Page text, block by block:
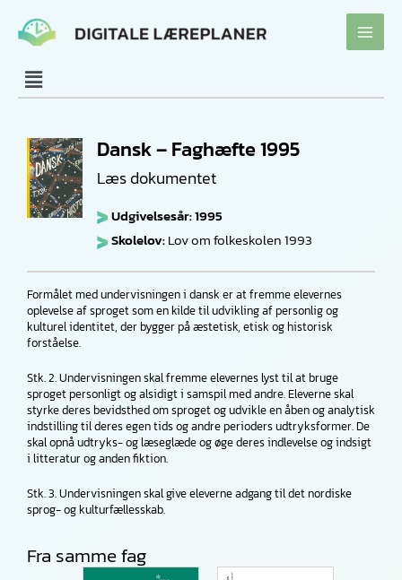
Fra samme fag
Dansk – Faghæfte 1995
Læs dokumentet
Udgivelsesår: 1995
Skolelov:Lov om folkeskolen 1993
Formålet med undervisningen i dansk er at fremme elevernes
oplevelse af sproget som en kilde til udvikling af personlig og
kulturel identitet, der bygger på æstetisk, etisk og historisk
forståelse.
Stk. 2. Undervisningen skal fremme elevernes lyst til at bruge
sproget personligt og alsidigt i samspil med andre. Eleverne skal
styrke deres bevidsthed om sproget og udvikle en åben og analytisk
indstilling til deres egen tids og andre perioders udtryksformer. De
skal opnå udtryks- og læseglæde og øge deres indlevelse og indsigt
i litteratur og anden fiktion.
Stk. 3. Undervisningen skal give eleverne adgang til det nordiske
sprog- og kulturfællesskab.